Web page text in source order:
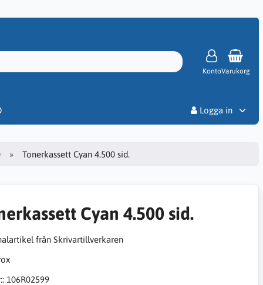
KontoVarukorg
Logga in
Tonerkassett Cyan 4.500 sid.
Cyan 4.500 sid.
från Skrivartillverkaren
106R02599